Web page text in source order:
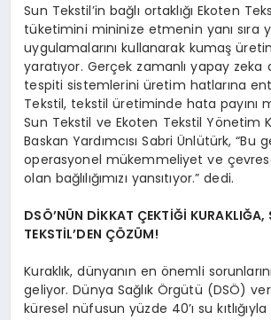
Sun Tekstil’in bağlı ortaklığı Ekoten
tüketimini mininize etmenin yanı sıra
uygulamalarını kullanarak kumaş
yaratıyor. Gerçek zamanlı yapay zeka
tespiti sistemlerini üretim hatlarına
Tekstil, tekstil üretiminde hata payını
Sun Tekstil ve Ekoten Tekstil Yönetim
Baskan Yardımcısı Sabri Ünlütürk, “Bu
operasyonel mükemmeliyet ve
olan bağlılığımızı yansıtıyor.” dedi.
DSÖ’NÜN DİKKAT ÇEKTİĞİ KURAKLIĞA,
TEKSTİL’DEN ÇÖZÜM!
Kuraklık, dünyanın en önemli
geliyor. Dünya Sağlık Örgütü (DSÖ)
küresel nüfusun yüzde 40’ı su